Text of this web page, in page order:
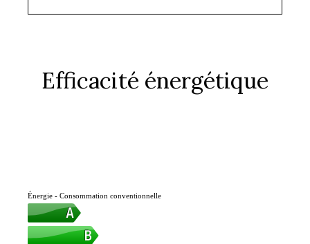
Efficacité énergétique
Énergie - Consommation conventionnelle